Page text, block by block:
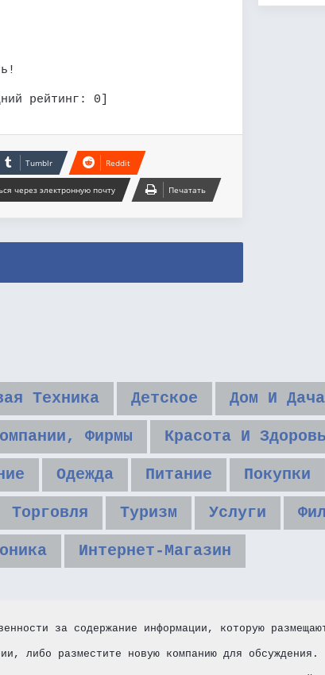
рейтинг: 0
Tumblr Reddit
через электронную почту Печатать
Техника Детское Дом И Дача
Фирмы Красота И
Одежда Питание Покупки
Торговля Туризм Услуги
Интернет-Магазин
за содержание информации, которую
либо разместите новую компанию для обсуждения.